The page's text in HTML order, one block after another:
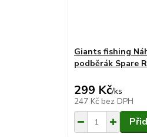
Giants fishing
podběrák Spare
299 Kč/ks
247 Kč bez DPH